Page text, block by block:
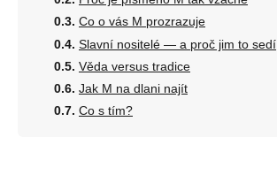
Co o vás M prozrazuje
Slavní nositelé — a proč jim to sedí
Věda versus tradice
Jak M na dlani najít
Co s tím?